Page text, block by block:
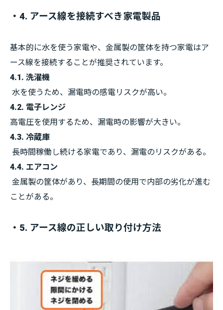
・4. アース線を接続すべき家電製品
基本的に水を使う家電や、金属製の筐体を持つ家電はア
ース線を接続することが推奨されています。
4.1. 洗濯機
水を使うため、漏電時の感電リスクが高い。
4.2. 電子レンジ
高電圧を使用するため、漏電時の影響が大きい。
4.3. 冷蔵庫
長時間稼働し続ける家電であり、漏電のリスクがある。
4.4. エアコン
金属製の筐体があり、長期間の使用で内部の劣化が進む
ことがある。
・5. アース線の正しい取り付け方法